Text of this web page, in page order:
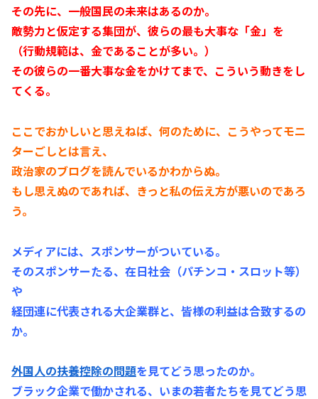
その先に、一般国民の未来はあるのか。
敵勢力と仮定する集団が、彼らの最も大事な「金」を
（行動規範は、金であることが多い。）
その彼らの一番大事な金をかけてまで、こういう動きをし
てくる。
ここでおかしいと思えねば、何のために、こうやってモニ
ターごしとは言え、
政治家のブログを読んでいるかわからぬ。
もし思えぬのであれば、きっと私の伝え方が悪いのであろ
う。
メディアには、スポンサーがついている。
そのスポンサーたる、在日社会（パチンコ・スロット等）
や
経団連に代表される大企業群と、皆様の利益は合致するの
か。
外国人の扶養控除の問題を見てどう思ったのか。
ブラック企業で働かされる、いまの若者たちを見てどう思